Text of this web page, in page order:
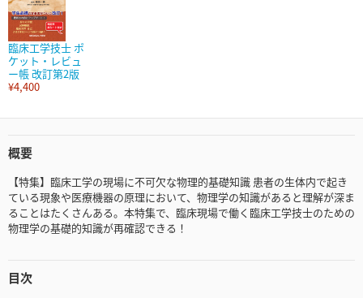
臨床工学技士 ポ
ケット・レビュ
ー帳 改訂第2版
¥4,400
概要
【特集】臨床工学の現場に不可欠な物理的基礎知識 患者の生体内で起き
ている現象や医療機器の原理において、物理学の知識があると理解が深ま
ることはたくさんある。本特集で、臨床現場で働く臨床工学技士のための
物理学の基礎的知識が再確認できる！
目次